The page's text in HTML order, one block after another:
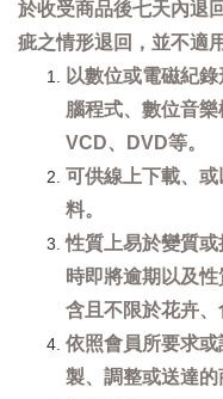
於收受商品後七天內退
疵之情形退回，並不適
以數位或電磁紀
腦程式、數位音樂
VCD、DVD等。
可供線上下載、
料。
性質上易於變質
時即將逾期以及
含且不限於花卉、
依照會員所要求
製、調整或送達的